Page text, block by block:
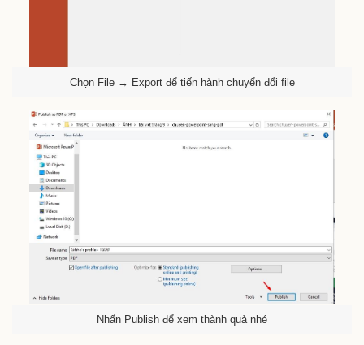
Chọn File → Export để tiến hành chuyển đổi file
Nhấn Publish để xem thành quả nhé